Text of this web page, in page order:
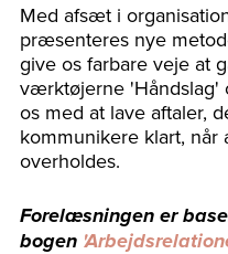
Med afsæt i
præsenteres nye
give os farbare veje at
værktøjerne 'Håndslag'
os med at lave aftaler,
kommunikere klart, når
overholdes.
Forelæsningen er
bogen